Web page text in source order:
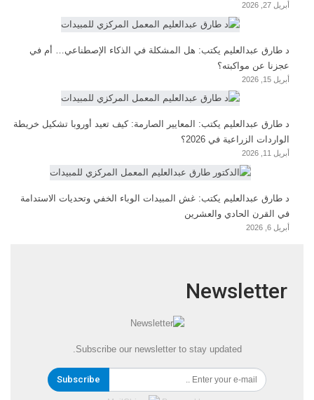
أبريل 27, 2026
د طارق عبدالعليم يكتب: هل المشكلة في الذكاء الإصطناعي… أم في
عجزنا عن مواكبته؟
أبريل 15, 2026
د طارق عبدالعليم يكتب: المعايير الصارمة: كيف تعيد أوروبا تشكيل خريطة
الواردات الزراعية في 2026؟
أبريل 11, 2026
د طارق عبدالعليم يكتب: غش المبيدات الوباء الخفي وتحديات الاستدامة
في القرن الحادي والعشرين
أبريل 6, 2026
Newsletter
Subscribe our newsletter to stay updated.
Subscribe